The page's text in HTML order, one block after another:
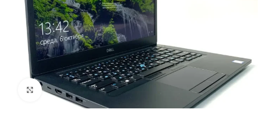
Натисни щоб збільшити